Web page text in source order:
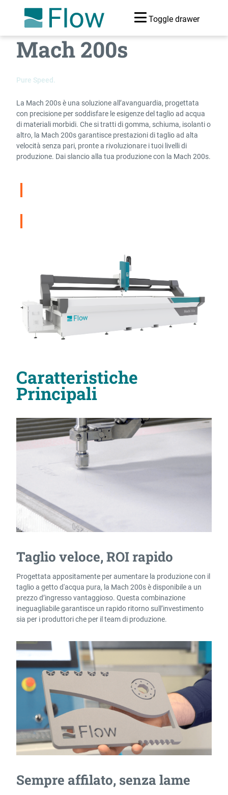
Toggle drawer
Mach 200s
Pure Speed.
La Mach 200s è una soluzione all’avanguardia, progettata
con precisione per soddisfare le esigenze del taglio ad acqua
di materiali morbidi. Che si tratti di gomma, schiuma, isolanti o
altro, la Mach 200s garantisce prestazioni di taglio ad alta
velocità senza pari, pronte a rivoluzionare i tuoi livelli di
produzione. Dai slancio alla tua produzione con la Mach 200s.
Caratteristiche
Principali
Taglio veloce, ROI rapido
Progettata appositamente per aumentare la produzione con il
taglio a getto d'acqua pura, la Mach 200s è disponibile a un
prezzo d’ingresso vantaggioso. Questa combinazione
ineguagliabile garantisce un rapido ritorno sull’investimento
sia per i produttori che per il team di produzione.
Sempre affilato, senza lame